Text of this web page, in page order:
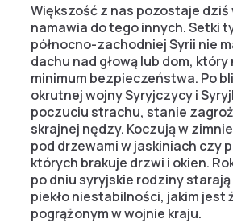
Większość z nas pozostaje dziś
namawia do tego innych. Setki
północno-zachodniej Syrii nie
dachu nad głową lub dom,
minimum bezpieczeństwa. Po
okrutnej wojny Syryjczycy i
poczuciu strachu, stanie
skrajnej nędzy. Koczują w
pod drzewami w jaskiniach czy
których brakuje drzwi i okien.
po dniu syryjskie rodziny
piekło niestabilności, jakim jest
pogrążonym w wojnie kraju.